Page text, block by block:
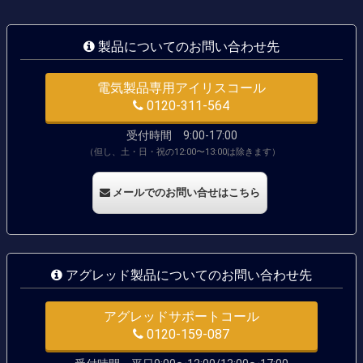
製品についてのお問い合わせ先
電気製品専用アイリスコール
0120-311-564
受付時間 9:00-17:00
（但し、土・日・祝の12:00〜13:00は除きます）
メールでのお問い合せはこちら
アグレッド製品についてのお問い合わせ先
アグレッドサポートコール
0120-159-087